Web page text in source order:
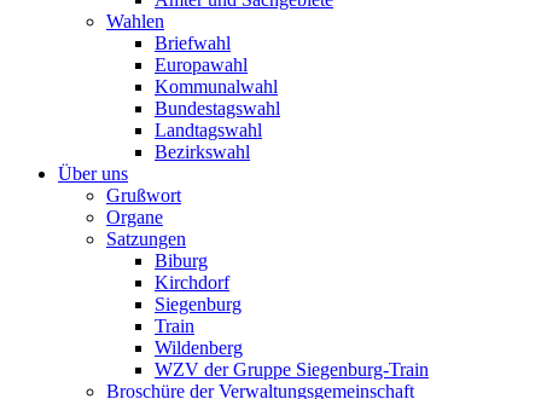
Wahlen
Briefwahl
Europawahl
Kommunalwahl
Bundestagswahl
Landtagswahl
Bezirkswahl
Über uns
Grußwort
Organe
Satzungen
Biburg
Kirchdorf
Siegenburg
Train
Wildenberg
WZV der Gruppe Siegenburg-Train
Broschüre der Verwaltungsgemeinschaft